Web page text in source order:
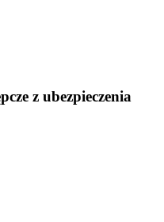
z ubezpieczenia